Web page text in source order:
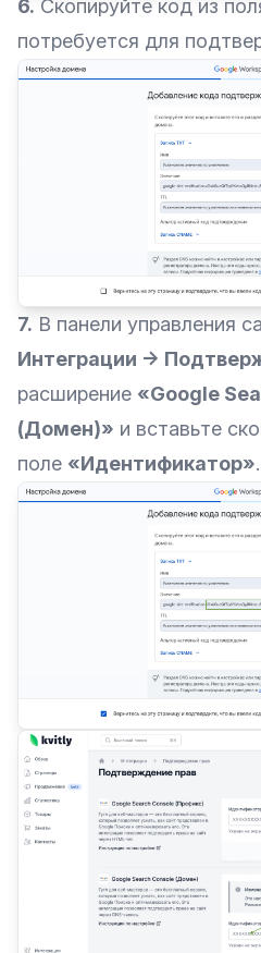
6. Скопируйте код из
потребуется для
7. В панели управления
Интеграции →
расширение «Google
(Домен)» и вставьте
поле «Идентификатор».